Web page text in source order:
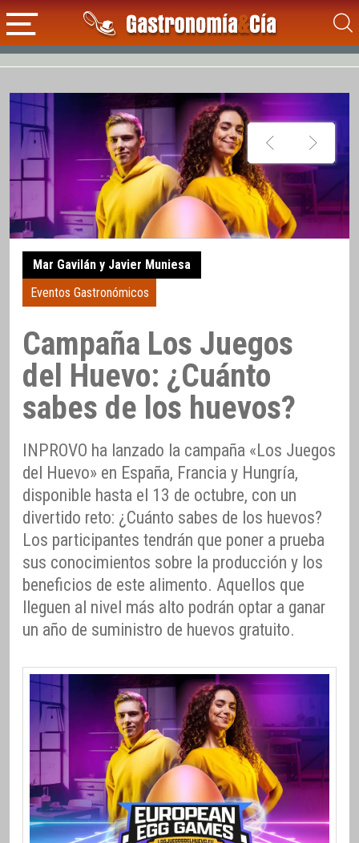
Mar Gavilán y Javier Muniesa
Eventos Gastronómicos
Campaña Los Juegos
del Huevo: ¿Cuánto
sabes de los huevos?
INPROVO ha lanzado la campaña «Los Juegos
del Huevo» en España, Francia y Hungría,
disponible hasta el 13 de octubre, con un
divertido reto: ¿Cuánto sabes de los huevos?
Los participantes tendrán que poner a prueba
sus conocimientos sobre la producción y los
beneficios de este alimento. Aquellos que
lleguen al nivel más alto podrán optar a ganar
un año de suministro de huevos gratuito.